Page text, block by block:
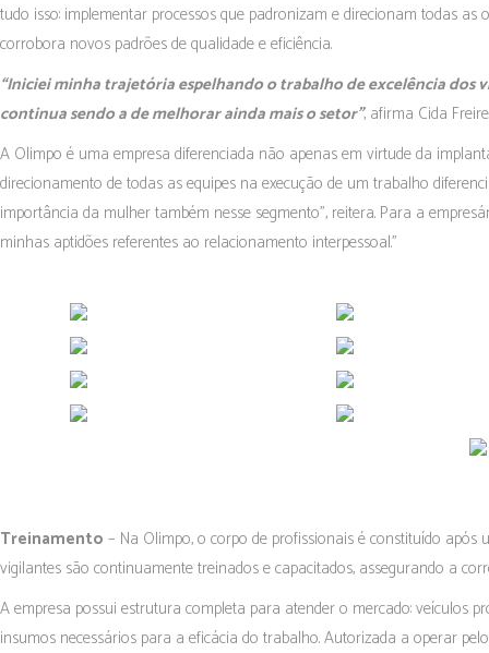
tudo isso: implementar processos que padronizam e direcionam todas
corrobora novos padrões de qualidade e eficiência.
“Iniciei minha trajetória espelhando o trabalho de excelência
continua sendo a de melhorar ainda mais o setor”, afirma Cida Freire.
A Olimpo é uma empresa diferenciada não apenas em virtude da
direcionamento de todas as equipes na execução de um trabalho
importância da mulher também nesse segmento”, reitera. Para a
minhas aptidões referentes ao relacionamento interpessoal.”
Treinamento – Na Olimpo, o corpo de profissionais é constituído após
vigilantes são continuamente treinados e capacitados, assegurando a
A empresa possui estrutura completa para atender o mercado: veículos
insumos necessários para a eficácia do trabalho. Autorizada a operar